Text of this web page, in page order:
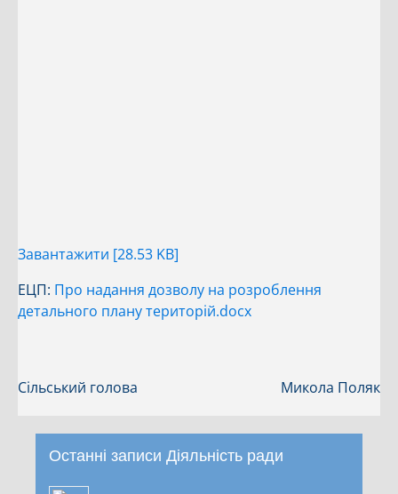
Завантажити [28.53 KB]
ЕЦП: Про надання дозволу на розроблення
детального плану територій.docx
Сільський голова Микола Поляк
Останні записи Діяльність ради